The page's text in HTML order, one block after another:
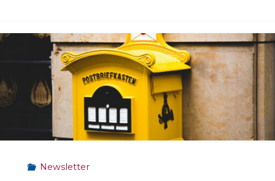
Newsletter